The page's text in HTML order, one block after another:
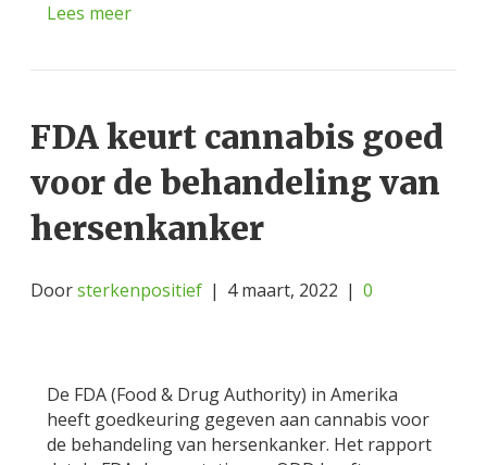
Lees meer
FDA keurt cannabis goed
voor de behandeling van
hersenkanker
Doorsterkenpositief | 4 maart, 2022 | 0
De FDA (Food & Drug Authority) in Amerika
heeft goedkeuring gegeven aan cannabis voor
de behandeling van hersenkanker. Het rapport